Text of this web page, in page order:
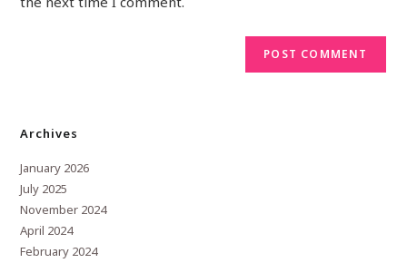
Archives
January 2026
July 2025
November 2024
April 2024
February 2024